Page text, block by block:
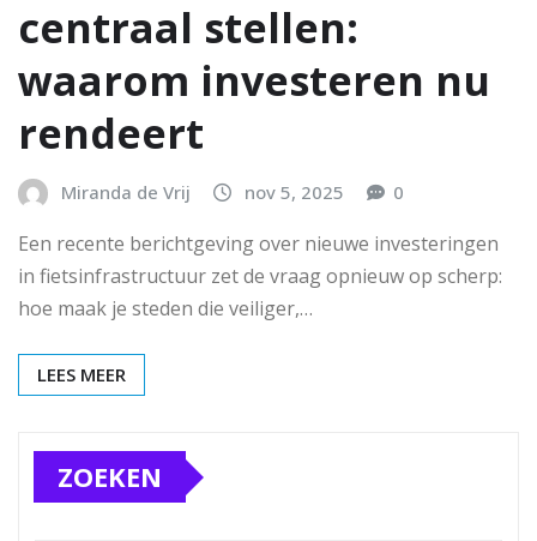
centraal stellen:
waarom investeren nu
rendeert
Miranda de Vrij nov 5, 2025 0
Een recente berichtgeving over nieuwe investeringen
in fietsinfrastructuur zet de vraag opnieuw op scherp:
hoe maak je steden die veiliger,…
LEES MEER
ZOEKEN